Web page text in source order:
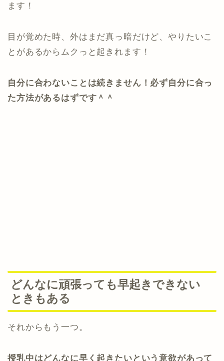
ます！
目が覚めた時、外はまだ真っ暗だけど、やりたいこ
とがあるからムクっと起きれます！
自分に合わないことは続きません！必ず自分に合っ
た方法があるはずです＾＾
どんなに頑張っても早起きできない
ときもある
それからもう一つ。
授乳中はどんなに早く起きたいという意欲があって